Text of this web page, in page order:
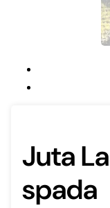
Juta
spada